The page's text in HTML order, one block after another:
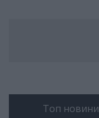
Топ новини